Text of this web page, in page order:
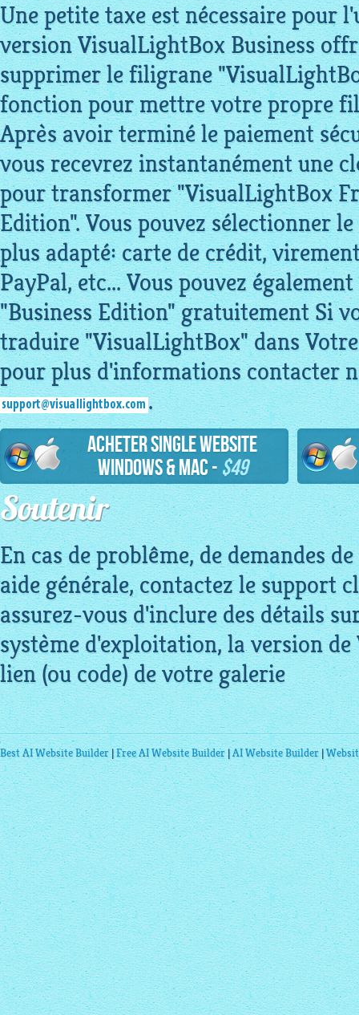
Une petite taxe est nécessaire pour
version VisualLightBox Business
supprimer le filigrane
fonction pour mettre votre propre
Après avoir terminé le paiement
vous recevrez instantanément une
pour transformer "VisualLightBox
Edition". Vous pouvez sélectionner
plus adapté: carte de crédit,
PayPal, etc... Vous pouvez
"Business Edition" gratuitement Si
traduire "VisualLightBox" dans
pour plus d'informations contacter
.
Acheter Single Website
Windows & Mac - $49
Soutenir
En cas de problême, de demandes
aide générale, contactez le support
assurez-vous d'inclure des détails
système d'exploitation, la version
lien (ou code) de votre galerie
Best AI Website Builder|Free AI Website Builder|AI Website Builder|